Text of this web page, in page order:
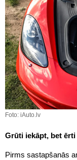
Foto: iAuto.lv
Grūti iekāpt, bet ērti
Pirms sastapšanās